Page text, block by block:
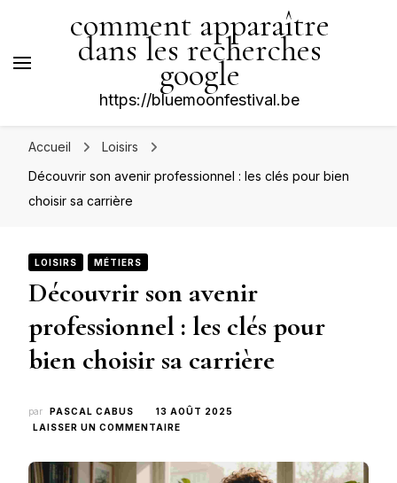
comment apparaître
dans les recherches
google
https://bluemoonfestival.be
Accueil
Loisirs
Découvrir son avenir professionnel : les clés pour bien
choisir sa carrière
LOISIRS MÉTIERS
Découvrir son avenir
professionnel : les clés pour
bien choisir sa carrière
par PASCAL CABUS
13 AOÛT 2025
LAISSER UN COMMENTAIRE
AVENIR